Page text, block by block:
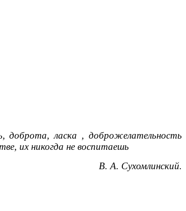
ласка , доброжелательность
их никогда не воспитаешь
В. А. Сухомлинский.